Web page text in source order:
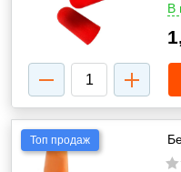
В
Топ продаж